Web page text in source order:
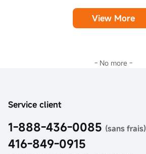
View More
- No more -
Service client
1-888-436-0085 (sans frais)
416-849-0915